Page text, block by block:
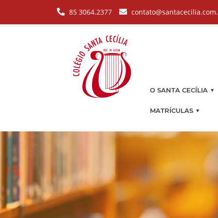
85 3064.2377
O SANTA CECÍLIA ▼
MATRÍCULAS ▼